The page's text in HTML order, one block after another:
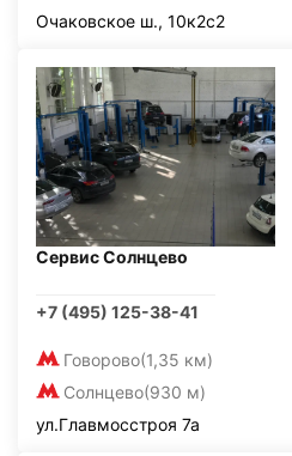
Очаковское ш., 10к2с2
Сервис Солнцево
+7 (495) 125-38-41
Говорово(1,35 км)
Солнцево(930 м)
ул.Главмосстроя 7а